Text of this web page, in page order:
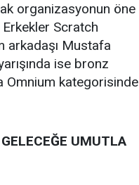
organizasyonun öne
Scratch
arkadaşı Mustafa
ise bronz
Omnium kategorisinde
UMUTLA